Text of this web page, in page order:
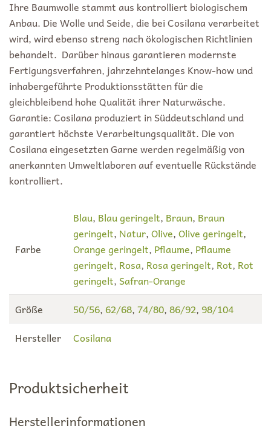
Ihre Baumwolle stammt aus kontrolliert biologischem
Anbau. Die Wolle und Seide, die bei Cosilana verarbeitet
wird, wird ebenso streng nach ökologischen Richtlinien
behandelt. Darüber hinaus garantieren modernste
Fertigungsverfahren, jahrzehntelanges Know-how und
inhabergeführte Produktionsstätten für die
gleichbleibend hohe Qualität ihrer Naturwäsche.
Garantie: Cosilana produziert in Süddeutschland und
garantiert höchste Verarbeitungsqualität. Die von
Cosilana eingesetzten Garne werden regelmäßig von
anerkannten Umweltlaboren auf eventuelle Rückstände
kontrolliert.
Farbe
Blau, Blau geringelt, Braun, Braun
geringelt, Natur,Olive,Olive geringelt,
Orange geringelt, Pflaume, Pflaume
geringelt, Rosa, Rosa geringelt, Rot, Rot
geringelt,Safran-Orange
Größe
50/56, 62/68,74/80,86/92, 98/104
Hersteller
Cosilana
Produktsicherheit
Herstellerinformationen